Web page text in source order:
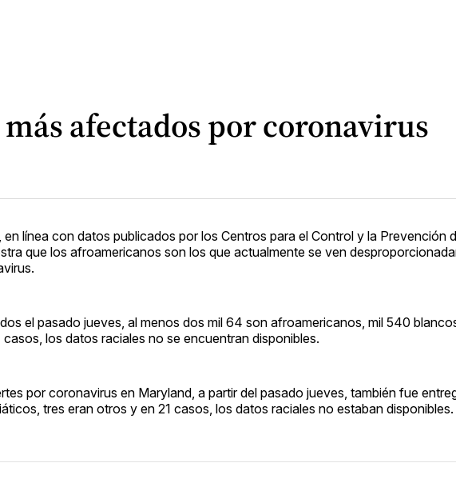
afectados por coronavirus
línea con datos publicados por los Centros para el Control y la Prevención
que los afroamericanos son los que actualmente se ven
el pasado jueves, al menos dos mil 64 son afroamericanos, mil 540
los datos raciales no se encuentran disponibles.
por coronavirus en Maryland, a partir del pasado jueves, también fue
tres eran otros y en 21 casos, los datos raciales no estaban disponibles.